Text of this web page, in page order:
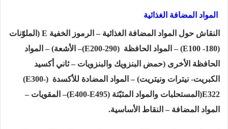
المواد المضافة الغذائية
النقاش حول المواد المضافة الغذائية – الرموز الخفية ) E الملوّنات
(E100 -180) – المواد الحافظة (E200-290)
– الأشعة)– المواد
الحافظة الأخرى (حمض البنزويك والبنزويات – ثاني أكسيد
الكبريت- نيترات ونيتريت) – المواد المضادة للأكسدة ((E300-
E322(المستحلبات والمواد المثبّتة ((E400-E495– المقويات –
المواد المضافة – النقاط الأساسية.